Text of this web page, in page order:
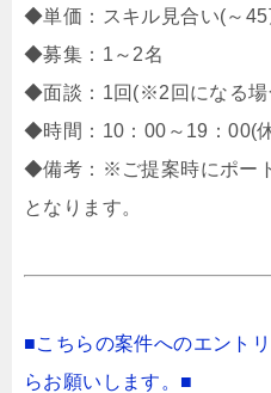
◆単価：スキル見合い(～45
◆募集：1～2名
◆面談：1回(※2回になる場
◆時間：10：00～19：00(
◆備考：※ご提案時にポー
となります。
■こちらの案件へのエント
らお願いします。■